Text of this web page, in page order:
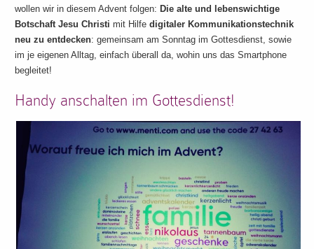
wollen wir in diesem Advent folgen: Die alte und lebenswichtige
Botschaft Jesu Christi mit Hilfedigitaler Kommunikationstechnik
neu zu entdecken: gemeinsam am Sonntag im Gottesdienst, sowie
im je eigenen Alltag, einfach überall da, wohin uns das Smartphone
begleitet!
Handy anschalten im Gottesdienst!